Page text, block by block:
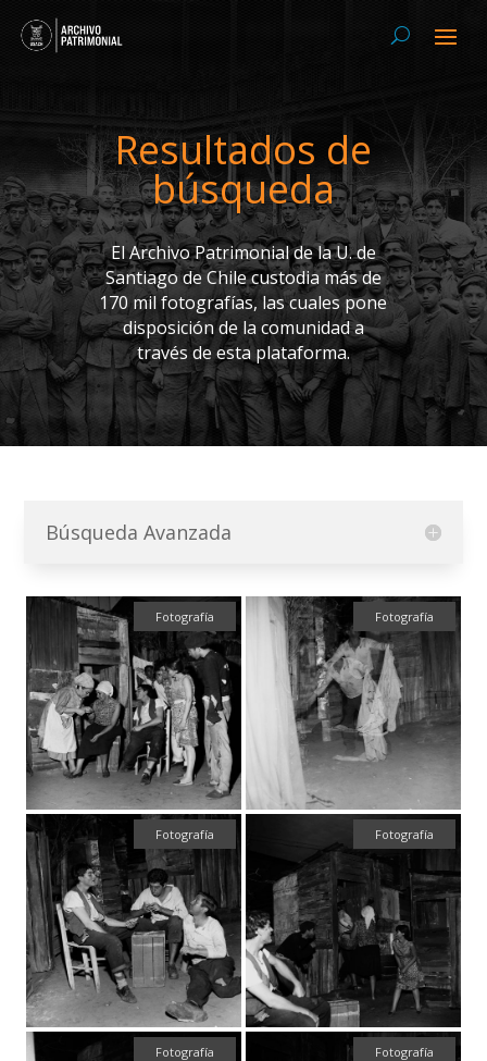
Resultados de
búsqueda
El Archivo Patrimonial de la U. de
Santiago de Chile custodia más de
170 mil fotografías, las cuales pone
disposición de la comunidad a
través de esta plataforma.
Búsqueda Avanzada
Fotografía Fotografía
Fotografía Fotografía
Fotografía Fotografía